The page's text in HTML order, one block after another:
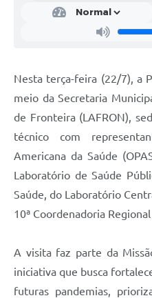
Contratos
Contas Públicas
Links
Telefones Úteis
Termos de Uso & Política de
Nesta terça-feira (22/7), a
meio da Secretaria
de Fronteira (LAFRON),
técnico com
Americana da Saúde
Laboratório de Saúde
Saúde, do Laboratório
10ª Coordenadoria Regional
A visita faz parte da
iniciativa que busca
futuras pandemias,